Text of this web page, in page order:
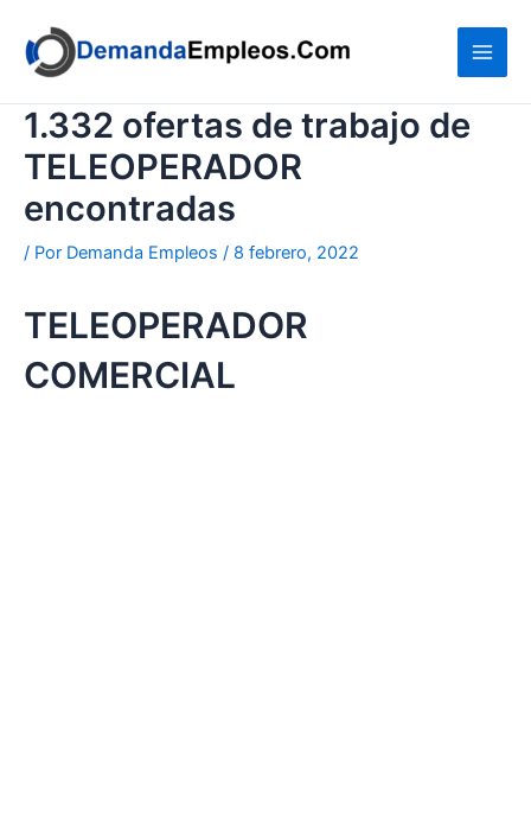
contenido
1.332 ofertas de trabajo de
TELEOPERADOR
encontradas
/ Por Demanda Empleos / 8 febrero, 2022
TELEOPERADOR
COMERCIAL